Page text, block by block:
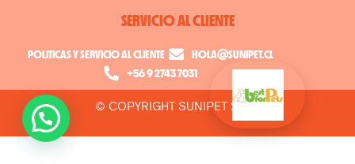
SERVICIO AL CLIENTE
POLITICAS Y SERVICIO AL CLIENTE
HOLA@SUNIPET.CL
+56 9 2743 7031
© COPYRIGHT SUNIPET 2026